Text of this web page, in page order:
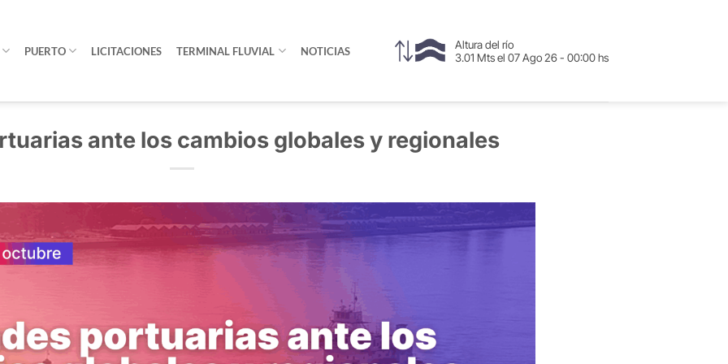
PUERTO LICITACIONES TERMINAL FLUVIAL NOTICIAS
Altura del río
3.01 Mts el 07 Ago 26 - 00:00 hs
ante los cambios globales y regionales